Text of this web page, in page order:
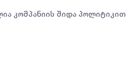
კომპანიის შიდა პოლიტიკით